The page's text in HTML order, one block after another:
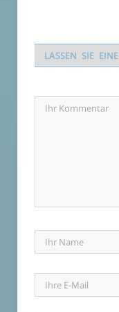
LASSEN SIE